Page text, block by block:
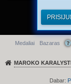
Greitasis meniu
Medaliai Bazaras
MAROKO
Dabar: